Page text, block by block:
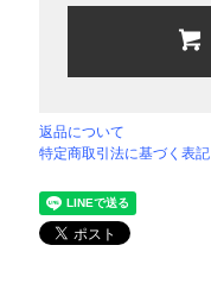
返品について
特定商取引法に基づく表記